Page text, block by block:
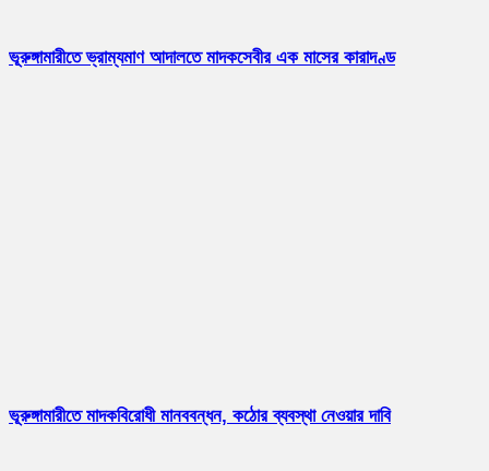
ভূরুঙ্গামারীতে ভ্রাম্যমাণ আদালতে মাদকসেবীর এক মাসের কারাদণ্ড
ভূরুঙ্গামারীতে মাদকবিরোধী মানববন্ধন, কঠোর ব্যবস্থা নেওয়ার দাবি